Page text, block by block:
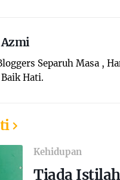
Separuh Masa ,
Hati.
Kehidupan
Tiada